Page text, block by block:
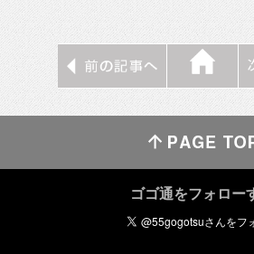
ゴゴ通をフォロー